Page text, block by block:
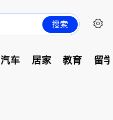
搜索
汽车 居家 教育 留